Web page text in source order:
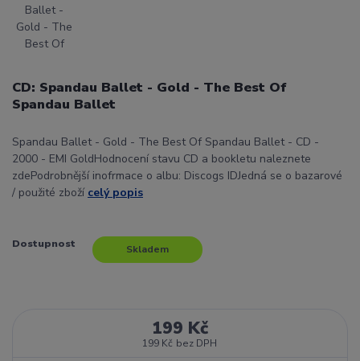
CD: Spandau Ballet - Gold - The Best Of
Spandau Ballet
Spandau Ballet - Gold - The Best Of Spandau Ballet - CD -
2000 - EMI GoldHodnocení stavu CD a bookletu naleznete
zdePodrobnější inofrmace o albu: Discogs IDJedná se o bazarové
/ použité zboží celý popis
Dostupnost Skladem
199 Kč
199 Kč bez DPH